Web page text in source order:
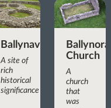
Ballynavenooragh
A site of
rich
historical
significance
Ballynoran
Church
A
church
that
was